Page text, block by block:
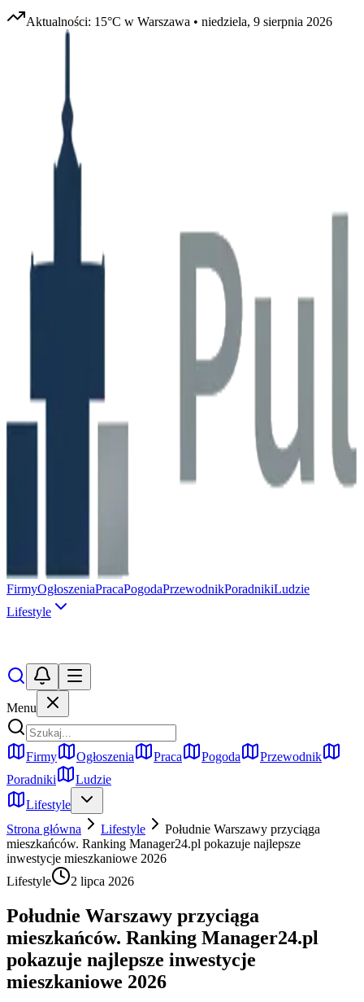
Aktualności: 15°C w Warszawa • niedziela, 9 sierpnia 2026
FirmyOgłoszeniaPracaPogodaPrzewodnikPoradnikiLudzie
Lifestyle
Menu
Firmy Ogłoszenia Praca Pogoda
Przewodnik
Poradniki
Ludzie
Lifestyle
Strona główna
Lifestyle
Południe Warszawy przyciąga
mieszkańców. Ranking Manager24.pl pokazuje najlepsze
inwestycje mieszkaniowe 2026
Lifestyle
2 lipca 2026
Południe Warszawy przyciąga
mieszkańców. Ranking Manager24.pl
pokazuje najlepsze inwestycje
mieszkaniowe 2026